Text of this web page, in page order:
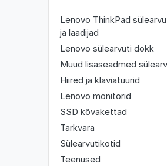
Lenovo ThinkPad
ja laadijad
Lenovo sülearvuti dokk
Muud lisaseadmed
Hiired ja klaviatuurid
Lenovo monitorid
SSD kõvakettad
Tarkvara
Sülearvutikotid
Teenused